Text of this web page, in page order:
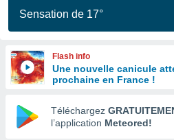
en
Sensation de 17°
Flash info
Une nouvelle canicule
prochaine en France !
Téléchargez
l’application Meteored!